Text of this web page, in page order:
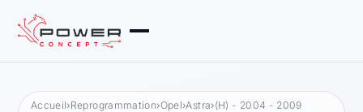
Accueil›Reprogrammation›Opel›Astra›(H) - 2004 - 2009